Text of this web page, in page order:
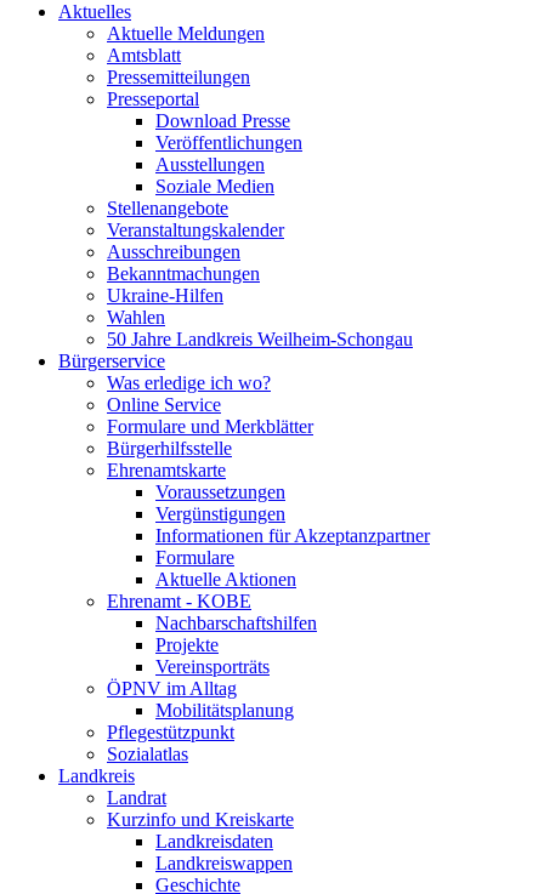
Aktuelles
Aktuelle Meldungen
Amtsblatt
Pressemitteilungen
Presseportal
Download Presse
Veröffentlichungen
Ausstellungen
Soziale Medien
Stellenangebote
Veranstaltungskalender
Ausschreibungen
Bekanntmachungen
Ukraine-Hilfen
Wahlen
50 Jahre Landkreis Weilheim-Schongau
Bürgerservice
Was erledige ich wo?
Online Service
Formulare und Merkblätter
Bürgerhilfsstelle
Ehrenamtskarte
Voraussetzungen
Vergünstigungen
Informationen für Akzeptanzpartner
Formulare
Aktuelle Aktionen
Ehrenamt - KOBE
Nachbarschaftshilfen
Projekte
Vereinsporträts
ÖPNV im Alltag
Mobilitätsplanung
Pflegestützpunkt
Sozialatlas
Landkreis
Landrat
Kurzinfo und Kreiskarte
Landkreisdaten
Landkreiswappen
Geschichte